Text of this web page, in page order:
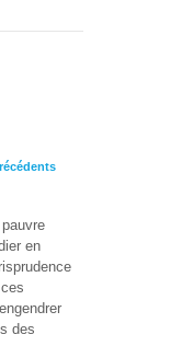
pauvre
en
des